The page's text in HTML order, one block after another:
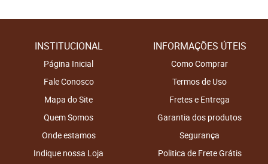
INSTITUCIONAL
Página Inicial
Fale Conosco
Mapa do Site
Quem Somos
Onde estamos
Indique nossa Loja
INFORMAÇÕES ÚTEIS
Como Comprar
Termos de Uso
Fretes e Entrega
Garantia dos produtos
Segurança
Politica de Frete Grátis